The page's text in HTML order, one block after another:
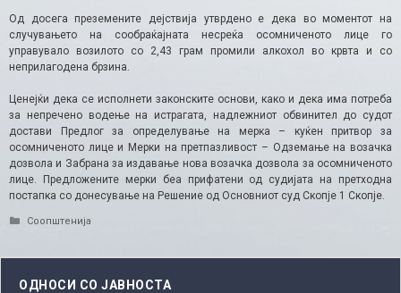
Од досега преземените дејствија утврдено е дека во моментот на
случувањето на сообраќајната несреќа осомниченото лице го
управувало возилото со 2,43 грам промили алкохол во крвта и со
неприлагодена брзина.
Ценејќи дека се исполнети законските основи, како и дека има потреба
за непречено водење на истрагата, надлежниот обвинител до судот
достави Предлог за определување на мерка – куќен притвор за
осомниченото лице и Мерки на претпазливост – Одземање на возачка
дозвола и Забрана за издавање нова возачка дозвола за осомниченото
лице. Предложените мерки беа прифатени од судијата на претходна
постапка со донесување на Решение од Основниот суд Скопје 1 Скопје.
Categories
Соопштенија
ОДНОСИ СО ЈАВНОСТА